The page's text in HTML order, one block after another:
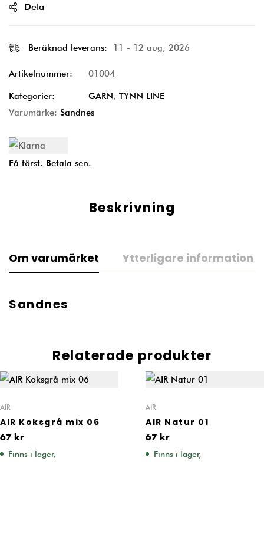
Dela
Beräknad leverans: 11 - 12 aug, 2026
Artikelnummer: 01004
Kategorier: GARN, TYNN LINE
Varumärke: Sandnes
Få först. Betala sen.
Beskrivning
Om varumärket Ytterligare information
Sandnes
Relaterade produkter
AIR
AIR Koksgrå mix 06
67 kr
Finns i lager,
AIR
AIR Natur 01
67 kr
Finns i lager,